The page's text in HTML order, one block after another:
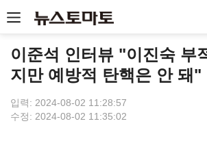
이준석 인터뷰 "이진숙 부
지만 예방적 탄핵은 안 돼"
입력: 2024-08-02 11:28:57
수정: 2024-08-02 11:35:02